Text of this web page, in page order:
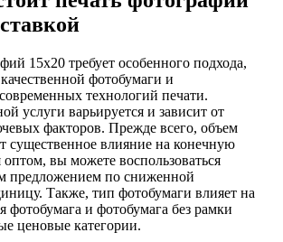
15х20 требует особенного подхода,
фотобумаги и
технологий печати.
услуги варьируется и зависит от
факторов. Прежде всего, объем
существенное влияние на конечную
оптом, вы можете воспользоваться
предложением по сниженной
Также, тип фотобумаги влияет на
фотобумага и фотобумага без рамки
ценовые категории.